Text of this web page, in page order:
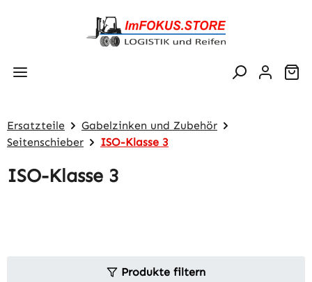
Zum Hauptinhalt springen
Ersatzteile
Gabelzinken und Zubehör
Seitenschieber
ISO-Klasse 3
ISO-Klasse 3
Produkte filtern